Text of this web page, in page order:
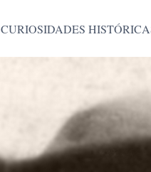
CURIOSIDADES